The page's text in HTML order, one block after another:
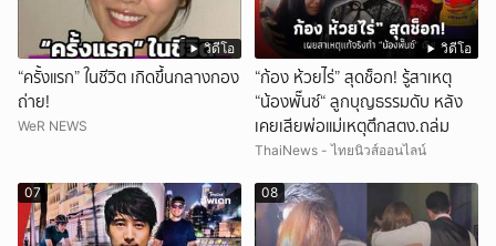
วิดีโอ
“ครั้งแรก” ในชีวิต เกิดขึ้นกลางกอง
ถ่าย!
WeR NEWS
วิดีโอ
“ก้อง ห้วยไร่” สุดช็อก! รู้สาเหตุ
“น้องพั๊นซ์“ ลูกบุญธรรมดับ หลัง
เคยเสียพ่อแม่เหตุตึกสตง.ถล่ม
ThaiNews - ไทยนิวส์ออนไลน์
07 08